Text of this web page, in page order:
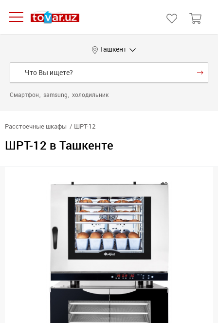
Ташкент
Смартфон samsung холодильник
Расстоечные шкафы ШРТ-12
ШРТ-12 в Ташкенте